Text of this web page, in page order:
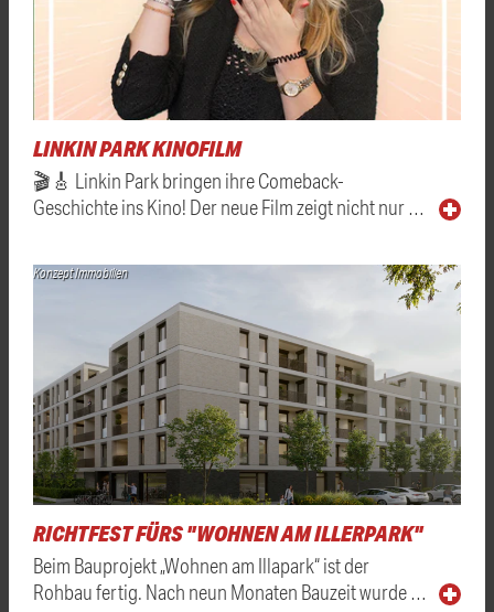
LINKIN PARK KINOFILM
🎬🎸 Linkin Park bringen ihre Comeback-
Geschichte ins Kino! Der neue Film zeigt nicht nur …
Konzept Immobilien
RICHTFEST FÜRS "WOHNEN AM ILLERPARK"
Beim Bauprojekt „Wohnen am Illapark“ ist der
Rohbau fertig. Nach neun Monaten Bauzeit wurde …